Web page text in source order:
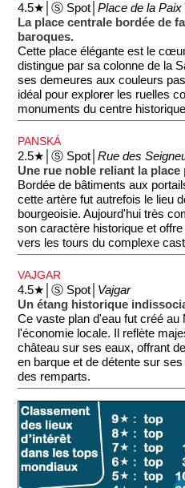
4.5★│Ⓢ Spot│Place de la Paix
La place centrale bordée de
baroques.
Cette place élégante est le
distingue par sa colonne de la
ses demeures aux couleurs
idéal pour explorer les ruelles
monuments du centre
PANSKÁ
2.5★│Ⓢ Spot│Rue des
Une rue noble reliant la
Bordée de bâtiments aux
cette artère fut autrefois le lieu
bourgeoisie. Aujourd'hui très
son caractère historique et
vers les tours du complexe
VAJGAR
4.5★│Ⓢ Spot│ Vajgar
Un étang historique
Ce vaste plan d'eau fut créé
l'économie locale. Il reflète
château sur ses eaux, offrant
en barque et de détente sur
des remparts.